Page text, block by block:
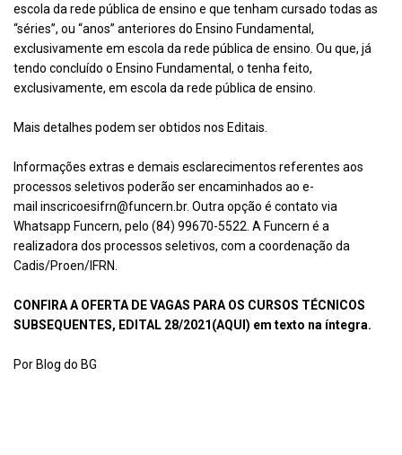
escola da rede pública de ensino e que tenham cursado todas as
“séries”, ou “anos” anteriores do Ensino Fundamental,
exclusivamente em escola da rede pública de ensino. Ou que, já
tendo concluído o Ensino Fundamental, o tenha feito,
exclusivamente, em escola da rede pública de ensino.
Mais detalhes podem ser obtidos nos Editais.
Informações extras e demais esclarecimentos referentes aos
processos seletivos poderão ser encaminhados ao e-
mail inscricoesifrn@funcern.br. Outra opção é contato via
Whatsapp Funcern, pelo (84) 99670-5522. A Funcern é a
realizadora dos processos seletivos, com a coordenação da
Cadis/Proen/IFRN.
CONFIRA A OFERTA DE VAGAS PARA OS CURSOS TÉCNICOS
SUBSEQUENTES, EDITAL 28/2021(AQUI) em texto na íntegra.
Por Blog do BG